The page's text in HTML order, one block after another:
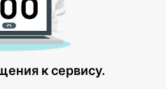
к сервису.